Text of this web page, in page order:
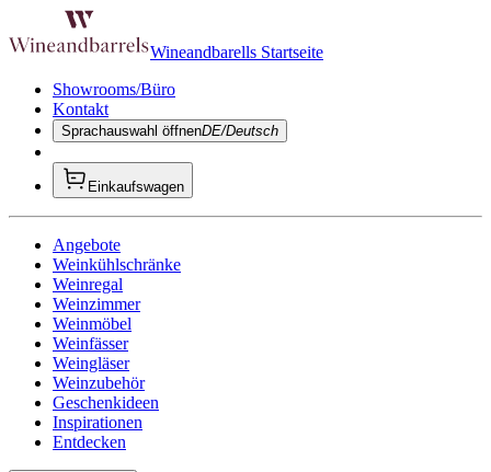
Wineandbarells Startseite
Showrooms/Büro
Kontakt
Sprachauswahl öffnenDE/Deutsch
Einkaufswagen
Angebote
Weinkühlschränke
Weinregal
Weinzimmer
Weinmöbel
Weinfässer
Weingläser
Weinzubehör
Geschenkideen
Inspirationen
Entdecken